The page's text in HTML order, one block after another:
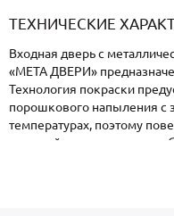
ТЕХНИЧЕСКИЕ
Входная дверь с
«МЕТА ДВЕРИ»
Технология покраски
порошкового напыления с
температурах, поэтому
высокой влажности и